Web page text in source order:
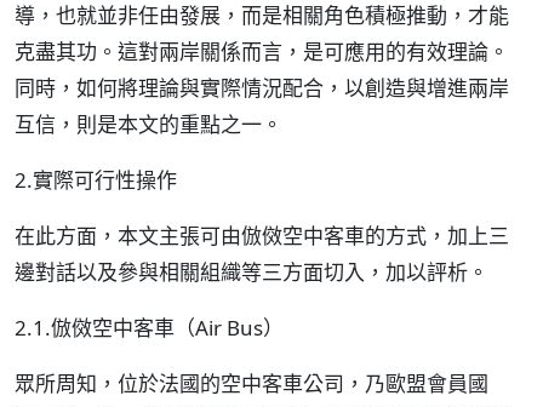
導，也就並非任由發展，而是相關角色積極推動，才能
克盡其功。這對兩岸關係而言，是可應用的有效理論。
同時，如何將理論與實際情況配合，以創造與增進兩岸
互信，則是本文的重點之一。
2.實際可行性操作
在此方面，本文主張可由倣傚空中客車的方式，加上三
邊對話以及參與相關組織等三方面切入，加以評析。
2.1.倣傚空中客車（Air Bus）
眾所周知，位於法國的空中客車公司，乃歐盟會員國